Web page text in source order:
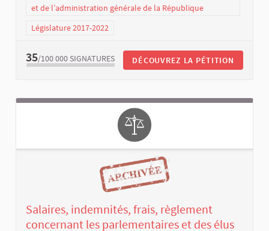
et de l’administration générale de la République
Législature 2017-2022
35/100 000 SIGNATURES DÉCOUVREZ LA PÉTITION
Salaires, indemnités, frais, règlement
concernant les parlementaires et des élus